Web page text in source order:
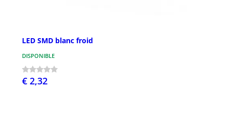
LED SMD blanc froid
DISPONIBLE
€ 2,32